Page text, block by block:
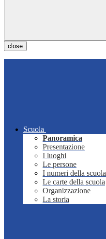
close
Scuola
Panoramica
Presentazione
I luoghi
Le persone
I numeri della scuola
Le carte della scuola
Organizzazione
La storia